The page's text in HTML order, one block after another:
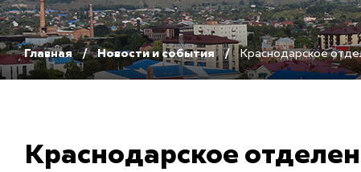
Главная Новости и события Краснодарское
Краснодарское